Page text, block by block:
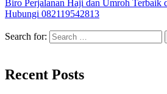
Biro Perjalanan Haji dan Umroh Terbaik
Hubungi 082119542813
Search for:
Recent Posts